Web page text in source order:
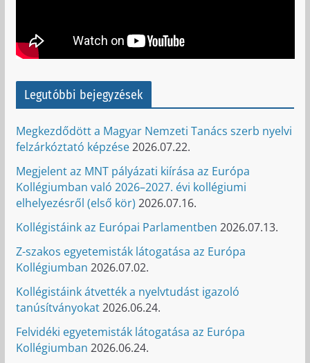
Legutóbbi bejegyzések
Megkezdődött a Magyar Nemzeti Tanács szerb nyelvi
felzárkóztató képzése2026.07.22.
Megjelent az MNT pályázati kiírása az Európa
Kollégiumban való 2026–2027. évi kollégiumi
elhelyezésről (első kör) 2026.07.16.
Kollégistáink az Európai Parlamentben 2026.07.13.
Z-szakos egyetemisták látogatása az Európa
Kollégiumban 2026.07.02.
Kollégistáink átvették a nyelvtudást igazoló
tanúsítványokat2026.06.24.
Felvidéki egyetemisták látogatása az Európa
Kollégiumban 2026.06.24.